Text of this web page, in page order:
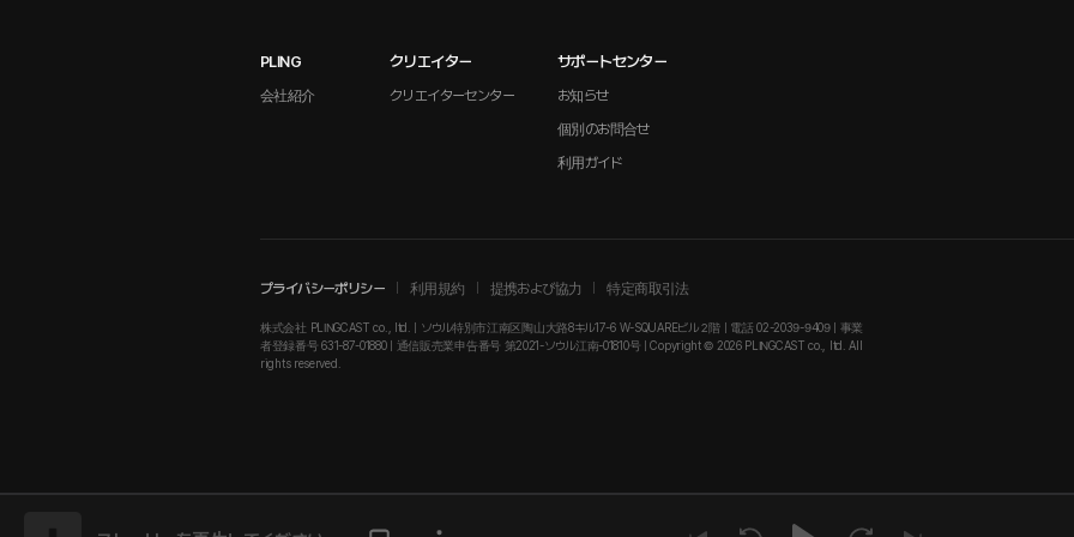
PLING
会社紹介
クリエイター
クリエイターセンター
サポートセンター
お知らせ
個別のお問合せ
利用ガイド
プライバシーポリシー 利用規約 提携および協力 特定商取引法
株式会社 PLINGCAST co., ltd. | ソウル特別市江南区陶山大路8キル17-6 W-SQUAREビル２階 | 電話 02-2039-9409 | 事業
者登録番号 631-87-01880 | 通信販売業申告番号 第2021-ソウル江南-01810号 | Copyright © 2026 PLINGCAST co., ltd. All
rights reserved.